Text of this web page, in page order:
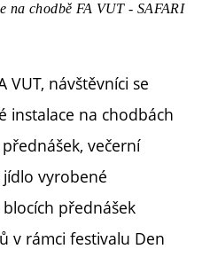
na chodbě FA VUT - SAFARI
VUT, návštěvníci se
instalace na chodbách
večerní
vyrobené
přednášek
v rámci festivalu Den